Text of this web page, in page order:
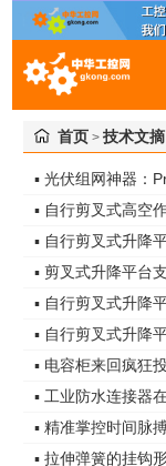
首页 > 技术文摘
▪ 光伏组网神器：
▪ 自行剪叉式高空
▪ 自行剪叉式升降
▪ 剪叉式升降平台
▪ 自行剪叉式升降
▪ 自行剪叉式升降
▪ 工业防水连接器
▪ 拉伸弹簧的挂钩